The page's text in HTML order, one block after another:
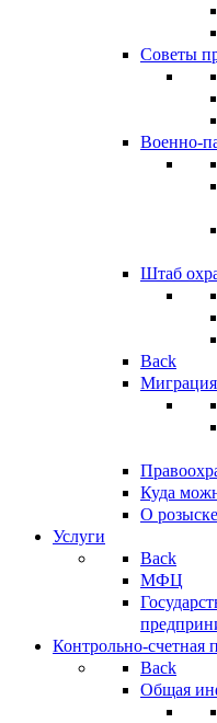
Советы
Военно-
Штаб
Back
Миграция
Куда
О
Услуги
Back
МФЦ
Контрольно-счетная
Back
Общая